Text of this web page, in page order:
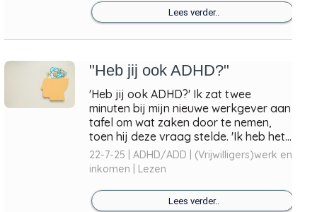
Lees verder..
"Heb jij ook ADHD?"
'Heb jij ook ADHD?' Ik zat twee
minuten bij mijn nieuwe werkgever aan
tafel om wat zaken door te nemen,
toen hij deze vraag stelde. 'Ik heb het...
22-7-25 | ADHD/ADD | (Vrijwilligers)werk en
inkomen | Lezen
Lees verder..